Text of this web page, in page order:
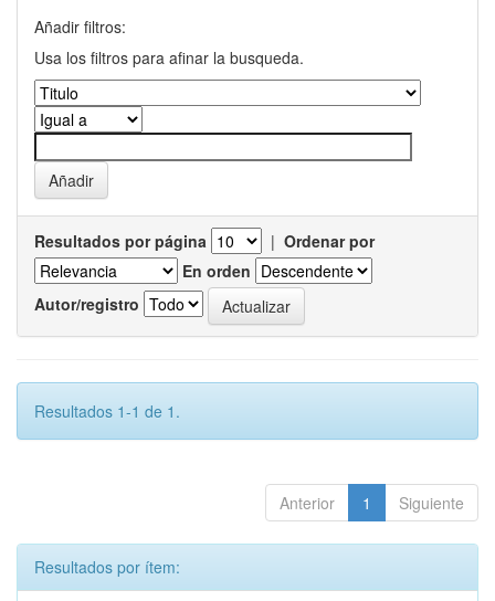
Añadir filtros:
Usa los filtros para afinar la busqueda.
Resultados por página | Ordenar por
En orden
Autor/registro
Resultados 1-1 de 1.
Anterior 1 Siguiente
Resultados por ítem: